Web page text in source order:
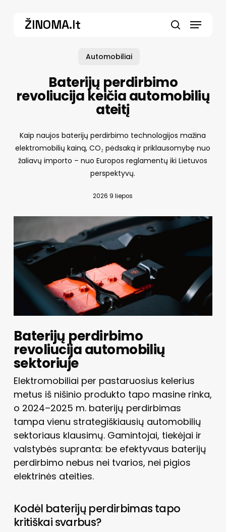
ŽINOMA.lt Menu
Automobiliai
Baterijų perdirbimo
revoliucija keičia automobilių
ateitį
Kaip naujos baterijų perdirbimo technologijos mažina
elektromobilių kainą, CO₂ pėdsaką ir priklausomybę nuo
žaliavų importo – nuo Europos reglamentų iki Lietuvos
perspektyvų.
2026 9 liepos
Baterijų perdirbimo
revoliucija automobilių
sektoriuje
Elektromobiliai per pastaruosius kelerius
metus iš nišinio produkto tapo masine rinka,
o 2024–2025 m. baterijų perdirbimas
tampa vienu strategiškiausių automobilių
sektoriaus klausimų. Gamintojai, tiekėjai ir
valstybės supranta: be efektyvaus baterijų
perdirbimo nebus nei tvarios, nei pigios
elektrinės ateities.
Kodėl baterijų perdirbimas tapo
kritiškai svarbus?